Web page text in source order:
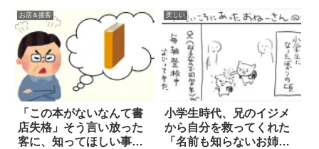
お店＆接客
「この本がないなんて書
店失格」そう言い放った
客に、知ってほしい事
美しい
小学生時代、兄のイジメ
から自分を救ってくれた
「名前も知らないお姉さ